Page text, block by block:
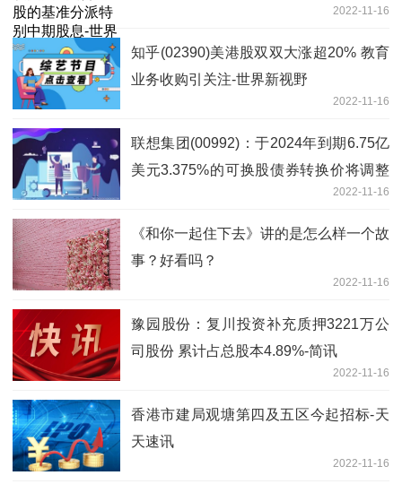
2022-11-16
知乎(02390)美港股双双大涨超20% 教育
业务收购引关注-世界新视野
2022-11-16
联想集团(00992)：于2024年到期6.75亿
美元3.375%的可换股债券转换价将调整
2022-11-16
《和你一起住下去》讲的是怎么样一个故
事？好看吗？
2022-11-16
豫园股份：复川投资补充质押3221万公
司股份 累计占总股本4.89%-简讯
2022-11-16
香港市建局观塘第四及五区今起招标-天
天速讯
2022-11-16